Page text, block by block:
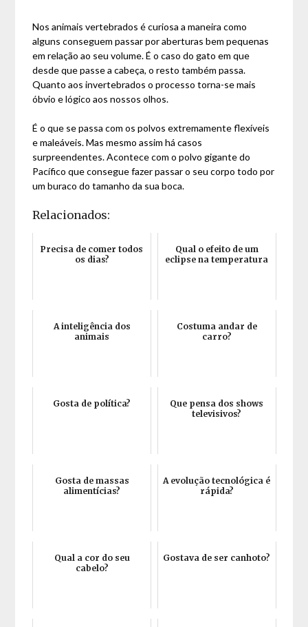
Nos animais vertebrados é curiosa a maneira como
alguns conseguem passar por aberturas bem pequenas
em relação ao seu volume. É o caso do gato em que
desde que passe a cabeça, o resto também passa.
Quanto aos invertebrados o processo torna-se mais
óbvio e lógico aos nossos olhos.
É o que se passa com os polvos extremamente flexíveis
e maleáveis. Mas mesmo assim há casos
surpreendentes. Acontece com o polvo gigante do
Pacífico que consegue fazer passar o seu corpo todo por
um buraco do tamanho da sua boca.
Relacionados:
Precisa de comer todos
os dias?
Qual o efeito de um
eclipse na temperatura
A inteligência dos
animais
Costuma andar de
carro?
Gosta de política?
Que pensa dos shows
televisivos?
Gosta de massas
alimentícias?
A evolução tecnológica é
rápida?
Qual a cor do seu
cabelo?
Gostava de ser canhoto?